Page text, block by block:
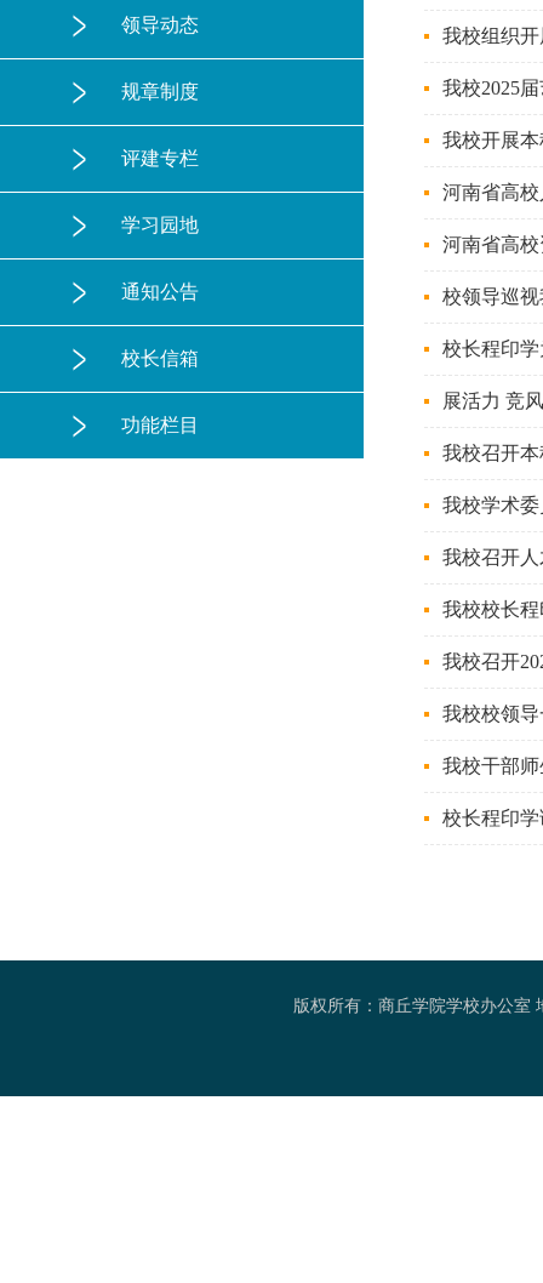
领导动态
规章制度
评建专栏
学习园地
通知公告
校长信箱
功能栏目
我校组织
我校2025
我校开展
河南省高
河南省高
校领导巡
校长程印
展活力 竞
我校召开
我校学术
我校召开
我校校长
我校召开
我校校领
我校干部
校长程印
版权所有：商丘学院学校办公室